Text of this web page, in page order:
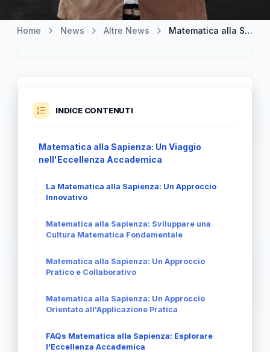
Home News Altre News Matematica alla Sapienza: Esplorare l'Eccellenza Accademica
INDICE CONTENUTI
Matematica alla Sapienza: Un Viaggio
nell'Eccellenza Accademica
La Matematica alla Sapienza: Un Approccio
Innovativo
Matematica alla Sapienza: Sviluppare una
Cultura Matematica Fondamentale
Matematica alla Sapienza: Un Approccio
Pratico e Collaborativo
Matematica alla Sapienza: Un Approccio
Orientato all'Applicazione Pratica
FAQs Matematica alla Sapienza: Esplorare
l'Eccellenza Accademica